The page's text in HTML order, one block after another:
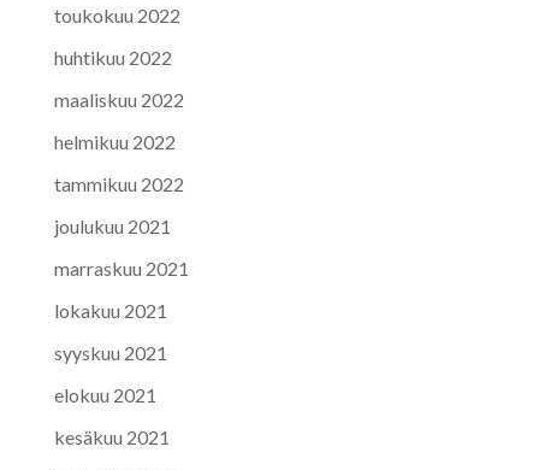
toukokuu 2022
huhtikuu 2022
maaliskuu 2022
helmikuu 2022
tammikuu 2022
joulukuu 2021
marraskuu 2021
lokakuu 2021
syyskuu 2021
elokuu 2021
kesäkuu 2021